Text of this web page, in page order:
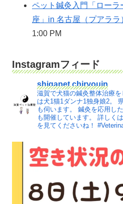
ペット鍼灸入門「ロー
座」in 名古屋（プアララ
1:00 PM
Instagramフィード
shigapet.chiryouin
滋賀で犬猫の鍼灸整体治療
は犬1猫1ダンナ1独身娘2。
も伺います。
鍼灸を応用し
も開催しています。
詳しく
を見てくださいね！